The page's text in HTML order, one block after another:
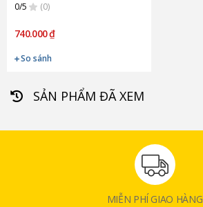
0/5
(0)
740.000 ₫
So sánh
SẢN PHẨM ĐÃ XEM
MIỄN PHÍ GIAO HÀNG